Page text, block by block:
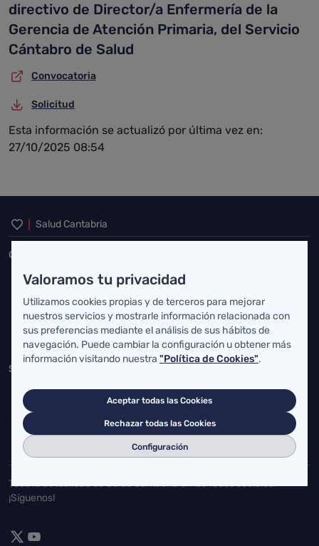
directivo de Director/a Enfermería de la
Gerencia de Atención Primaria, del Servicio
Cántabro de Salud
Convocatoria
Solicitud
Esta información se actualizó por última vez en:
27/10/2025 08:54
Inicio del pie de página
Salud Cantabria
Consejería de Salud
Federico Vial 13, 39009 Santander, Cantabria
atencionusuario@cantabria.es
942208130 942395562
Servicio Cántabro de Salud
Cardenal Herrera Oria, S/N 39011 Santander, Cantabria
buzgen.dg@scsalud.es
942202772
Toda la actualidad de Salud Cantabria en las redes sociales.
¡Síguenos!
Valoramos tu privacidad
Utilizamos cookies propias y de terceros para mejorar
nuestros servicios y mostrarle información relacionada con
sus preferencias mediante el análisis de sus hábitos de
navegación. Puede cambiar la configuración u obtener más
información visitando nuestra "Política de Cookies".
Aceptar todas las Cookies
Rechazar todas las Cookies
Configuración